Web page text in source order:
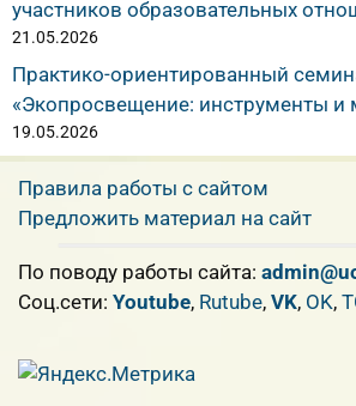
участников образовательных
21.05.2026
Практико-ориентированный
«Экопросвещение: инструменты и
19.05.2026
Правила работы с сайтом
Предложить материал на сайт
По поводу работы сайта:
Cоц.сети: Youtube, Rutube, VK, OK,